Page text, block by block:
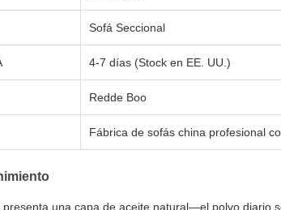
Sofá Seccional
4-7 días (Stock en EE. UU.)
Redde Boo
Fábrica de sofás china profesional
una capa de aceite natural—el polvo